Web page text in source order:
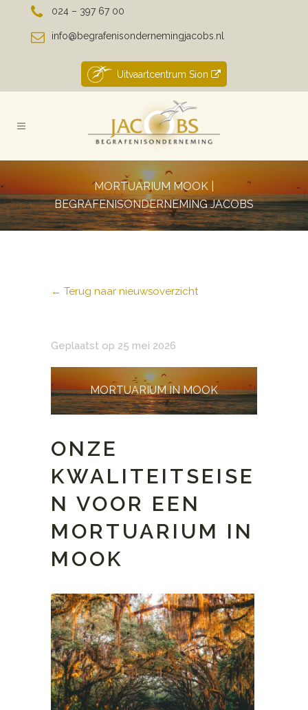
024 – 397 67 00
info@begrafenisondernemingjacobs.nl
Uitvaartcentrum Sion
MORTUARIUM MOOK |
BEGRAFENISONDERNEMING JACOBS
← Terug naar nieuwsoverzicht
Geplaatst op 25 mei 2026
MORTUARIUM IN MOOK
ONZE
KWALITEITSEISE
N VOOR EEN
MORTUARIUM IN
MOOK